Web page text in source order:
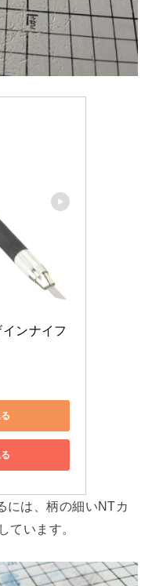
ンナイフ
には、柄の細いNTカ
ています。